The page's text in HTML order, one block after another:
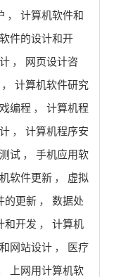
，
计算机软件和
件的设计和开
，
网页设计咨
，
计算机软件研究
编程 ，
计算机程
，
计算机程序安
试 ，
手机应用软
软件更新 ，
虚拟
的更新 ，
数据处
和开发 ，
计算机
网站设计 ，
医疗
上网用计算机软